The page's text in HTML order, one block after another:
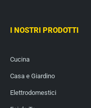
I NOSTRI PRODOTTI
Cucina
Casa e Giardino
Elettrodomestici